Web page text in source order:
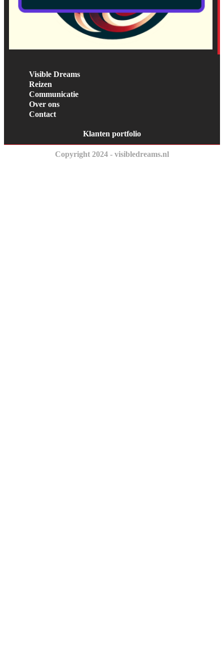
Visible Dreams
Reizen
Communicatie
Over ons
Contact
Klanten portfolio
Copyright 2024 - visibledreams.nl